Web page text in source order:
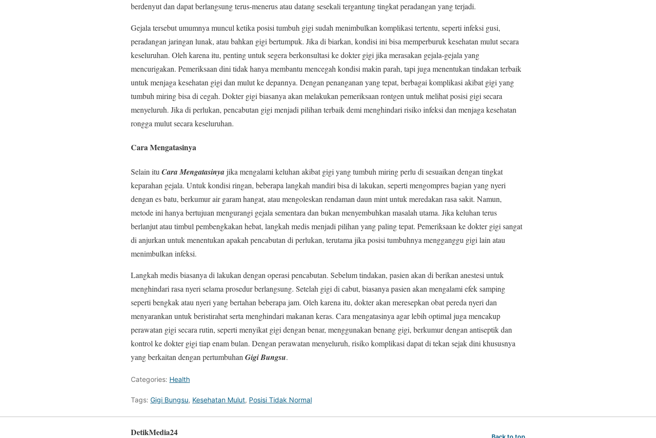
berdenyut dan dapat berlangsung terus-menerus atau datang sesekali tergantung tingkat peradangan yang terjadi.
Gejala tersebut umumnya muncul ketika posisi tumbuh gigi sudah menimbulkan komplikasi tertentu, seperti infeksi gusi,
peradangan jaringan lunak, atau bahkan gigi bertumpuk. Jika di biarkan, kondisi ini bisa memperburuk kesehatan mulut secara
keseluruhan. Oleh karena itu, penting untuk segera berkonsultasi ke dokter gigi jika merasakan gejala-gejala yang
mencurigakan. Pemeriksaan dini tidak hanya membantu mencegah kondisi makin parah, tapi juga menentukan tindakan terbaik
untuk menjaga kesehatan gigi dan mulut ke depannya. Dengan penanganan yang tepat, berbagai komplikasi akibat gigi yang
tumbuh miring bisa di cegah. Dokter gigi biasanya akan melakukan pemeriksaan rontgen untuk melihat posisi gigi secara
menyeluruh. Jika di perlukan, pencabutan gigi menjadi pilihan terbaik demi menghindari risiko infeksi dan menjaga kesehatan
rongga mulut secara keseluruhan.
Cara Mengatasinya
Selain itu Cara Mengatasinyajika mengalami keluhan akibat gigi yang tumbuh miring perlu di sesuaikan dengan tingkat
keparahan gejala. Untuk kondisi ringan, beberapa langkah mandiri bisa di lakukan, seperti mengompres bagian yang nyeri
dengan es batu, berkumur air garam hangat, atau mengoleskan rendaman daun mint untuk meredakan rasa sakit. Namun,
metode ini hanya bertujuan mengurangi gejala sementara dan bukan menyembuhkan masalah utama. Jika keluhan terus
berlanjut atau timbul pembengkakan hebat, langkah medis menjadi pilihan yang paling tepat. Pemeriksaan ke dokter gigi sangat
di anjurkan untuk menentukan apakah pencabutan di perlukan, terutama jika posisi tumbuhnya mengganggu gigi lain atau
menimbulkan infeksi.
Langkah medis biasanya di lakukan dengan operasi pencabutan. Sebelum tindakan, pasien akan di berikan anestesi untuk
menghindari rasa nyeri selama prosedur berlangsung. Setelah gigi di cabut, biasanya pasien akan mengalami efek samping
seperti bengkak atau nyeri yang bertahan beberapa jam. Oleh karena itu, dokter akan meresepkan obat pereda nyeri dan
menyarankan untuk beristirahat serta menghindari makanan keras. Cara mengatasinya agar lebih optimal juga mencakup
perawatan gigi secara rutin, seperti menyikat gigi dengan benar, menggunakan benang gigi, berkumur dengan antiseptik dan
kontrol ke dokter gigi tiap enam bulan. Dengan perawatan menyeluruh, risiko komplikasi dapat di tekan sejak dini khususnya
yang berkaitan dengan pertumbuhan Gigi Bungsu.
Categories: Health
Tags: Gigi Bungsu, Kesehatan Mulut, Posisi Tidak Normal
DetikMedia24